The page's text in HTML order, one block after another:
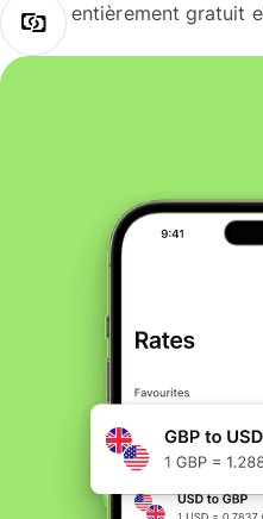
entièrement gratuit